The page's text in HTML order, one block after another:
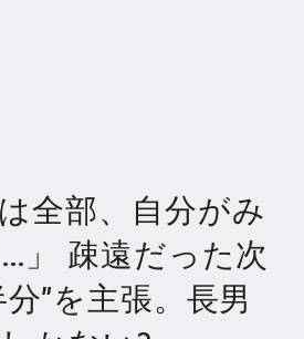
1030Money 1265Life
全部、自分がみ
」 疎遠だった次
”を主張。長男